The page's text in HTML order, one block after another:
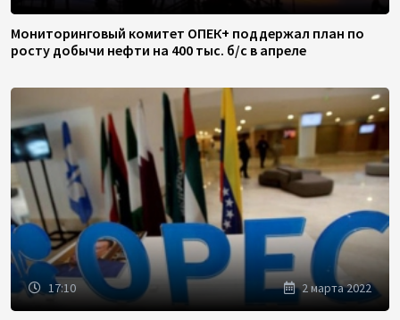
Мониторинговый комитет ОПЕК+ поддержал план по
росту добычи нефти на 400 тыс. б/с в апреле
17:10 2 марта 2022